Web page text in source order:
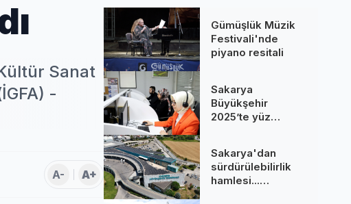
Sanat
-
A- A+
Gümüşlük Müzik
Festivali'nde
piyano resitali
Sakarya
Büyükşehir
2025’te yüz
çağrı cevaplandı
Sakarya'dan
sürdürülebilirlik
hamlesi...